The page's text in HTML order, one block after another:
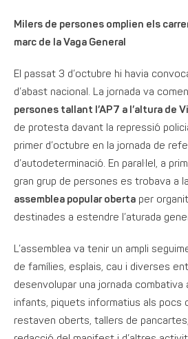
Milers de persones omplien els
marc de la Vaga General
El passat 3 d’octubre hi havia
d’abast nacional. La jornada va
persones tallant l’AP7 a l’altura de
de protesta davant la repressió
primer d’octubre en la jornada de
d’autodeterminació. En paral·lel, a
gran grup de persones es trobava a la
assemblea popular oberta per
destinades a estendre l’aturada
L’assemblea va tenir un ampli
de famílies, esplais, cau i diverses
desenvolupar una jornada combativa
infants, piquets informatius als pocs
restaven oberts, tallers de